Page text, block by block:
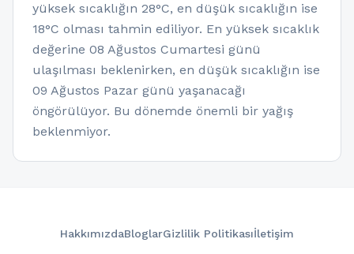
yüksek sıcaklığın 28°C, en düşük sıcaklığın ise
18°C olması tahmin ediliyor. En yüksek sıcaklık
değerine 08 Ağustos Cumartesi günü
ulaşılması beklenirken, en düşük sıcaklığın ise
09 Ağustos Pazar günü yaşanacağı
öngörülüyor. Bu dönemde önemli bir yağış
beklenmiyor.
HakkımızdaBloglarGizlilik Politikasıİletişim